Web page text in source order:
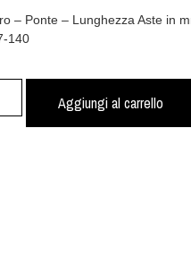
– Ponte – Lunghezza Aste in
140
Aggiungi al carrello